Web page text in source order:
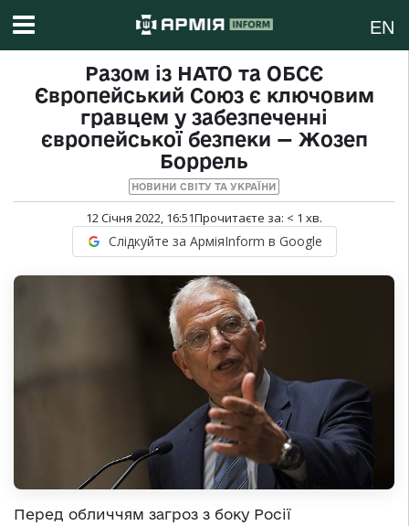
EN
Разом із НАТО та ОБСЄ
Європейський Союз є ключовим
гравцем у забезпеченні
європейської безпеки — Жозеп
Боррель
НОВИНИ СВІТУ ТА УКРАЇНИ
12 Січня 2022, 16:51Прочитаєте за: < 1 хв.
Слідкуйте за АрміяInform в Google
Перед обличчям загроз з боку Росії